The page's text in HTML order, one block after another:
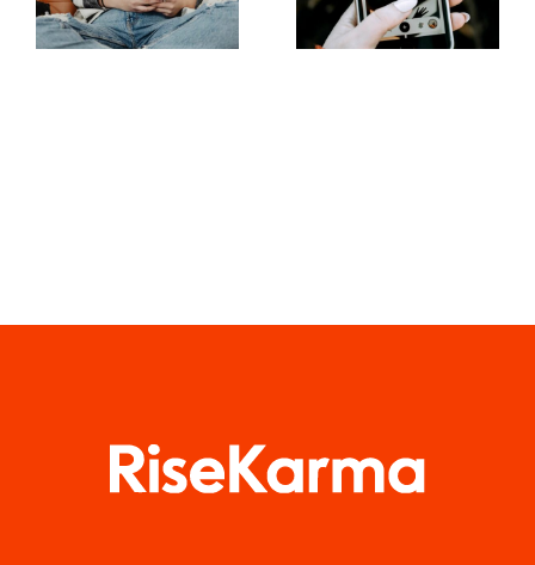
la visibilità
dei gruppi
aumentata
sui social